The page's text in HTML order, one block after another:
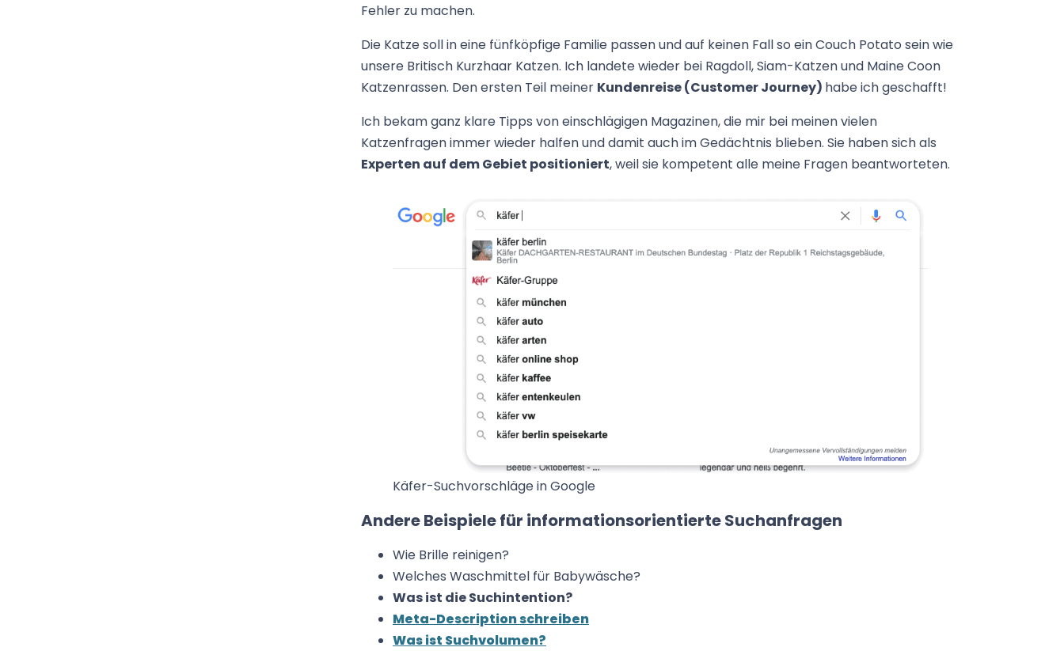
Fehler zu machen.
Die Katze soll in eine fünfköpfige Familie passen und auf keinen Fall so ein Couch Potato sein wie
unsere Britisch Kurzhaar Katzen. Ich landete wieder bei Ragdoll, Siam-Katzen und Maine Coon
Katzenrassen. Den ersten Teil meiner Kundenreise (Customer Journey) habe ich geschafft!
Ich bekam ganz klare Tipps von einschlägigen Magazinen, die mir bei meinen vielen
Katzenfragen immer wieder halfen und damit auch im Gedächtnis blieben. Sie haben sich als
Experten auf dem Gebiet positioniert, weil sie kompetent alle meine Fragen beantworteten.
Käfer-Suchvorschläge in Google
Andere Beispiele für informationsorientierte Suchanfragen
Wie Brille reinigen?
Welches Waschmittel für Babywäsche?
Was ist die Suchintention?
Meta-Description schreiben
Was ist Suchvolumen?